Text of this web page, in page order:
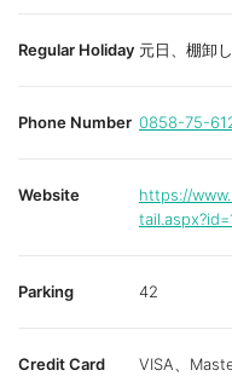
Regular Holiday 元日、棚卸
Phone Number 0858-75-
Website
https://
Parking 42
Credit Card
VISA、